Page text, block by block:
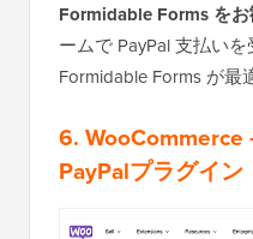
Formidable Forms をお
ームで PayPal 支払いを
Formidable Forms が最
6. WooCommerce
PayPalプラグイン